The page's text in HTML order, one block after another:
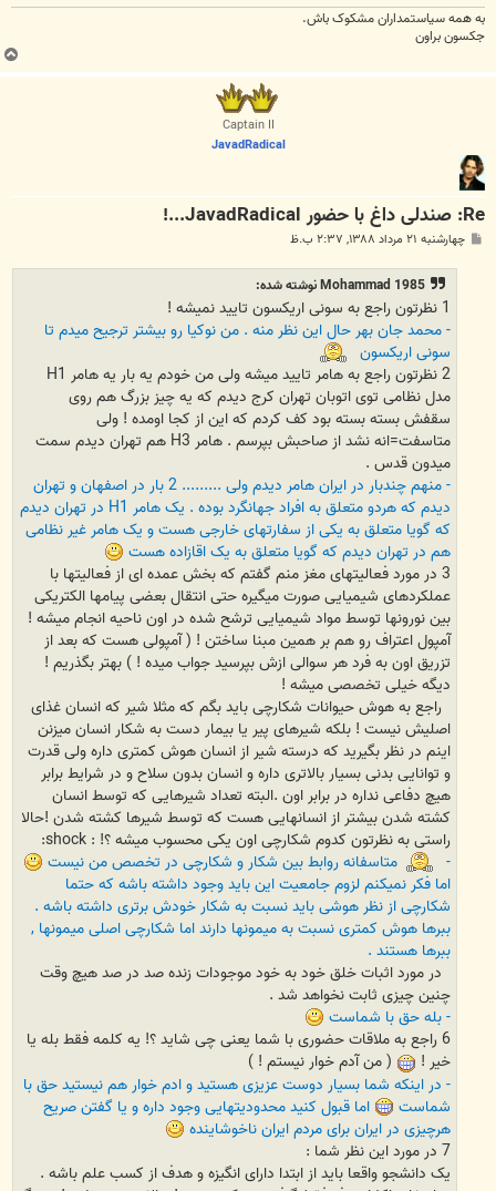
به همه سياستمداران مشکوک باش.
جکسون براون
ب
ا
Captain II
JavadRadical
Re: صندلی داغ با حضور JavadRadical...!
پ چهارشنبه ۲۱ مرداد ۱۳۸۸, ۲:۳۷ ب.ظ
Mohammad 1985 نوشته شده:
1 نظرتون راجع به سونی اریکسون تایید نمیشه !
- محمد جان بهر حال این نظر منه . من نوکیا رو بیشتر ترجیح میدم تا
سونی اریکسون
2 نظرتون راجع به هامر تایید میشه ولی من خودم یه بار یه هامر H1
مدل نظامی توی اتوبان تهران کرج دیدم که یه چیز بزرگ هم روی
سقفش بسته بسته بود کف کردم که این از کجا اومده ! ولی
متاسفت=انه نشد از صاحبش بپرسم . هامر H3 هم تهران دیدم سمت
میدون قدس .
- منهم چندبار در ایران هامر دیدم ولی ......... 2 بار در اصفهان و تهران
دیدم که هردو متعلق به افراد جهانگرد بوده . یک هامر H1 در تهران دیدم
که گویا متعلق به یکی از سفارتهای خارجی هست و یک هامر غیر نظامی
هم در تهران دیدم که گویا متعلق به یک اقازاده هست
3 در مورد فعالیتهای مغز منم گفتم که بخش عمده ای از فعالیتها با
عملکردهای شیمیایی صورت میگیره حتی انتقال بعضی پیامها الکتریکی
بین نورونها توسط مواد شیمیایی ترشح شده در اون ناحیه انجام میشه !
آمپول اعتراف رو هم بر همین مبنا ساختن ! ( آمپولی هست که بعد از
تزریق اون به فرد هر سوالی ازش بپرسید جواب میده ! ) بهتر بگذریم !
دیگه خیلی تخصصی میشه !
راجع به هوش حیوانات شکارچی باید بگم که مثلا شیر که انسان غذای
اصلیش نیست ! بلکه شیرهای پیر یا بیمار دست به شکار انسان میزنن
اینم در نظر بگیرید که درسته شیر از انسان هوش کمتری داره ولی قدرت
و توانایی بدنی بسیار بالاتری داره و انسان بدون سلاح و در شرایط برابر
هیچ دفاعی نداره در برابر اون .البته تعداد شیرهایی که توسط انسان
کشته شدن بیشتر از انسانهایی هست که توسط شیرها کشته شدن !حالا
راستی به نظرتون کدوم شکارچی اون یکی محسوب میشه ؟! : shock:
-
متاسفانه روابط بین شکار و شکارچی در تخصص من نیست
اما فکر نمیکنم لزوم جامعیت این باید وجود داشته باشه که حتما
شکارچی از نظر هوشی باید نسبت به شکار خودش برتری داشته باشه .
ببرها هوش کمتری نسبت به میمونها دارند اما شکارچی اصلی میمونها ,
ببرها هستند .
در مورد اثبات خلق خود به خود موجودات زنده صد در صد هیچ وقت
چنین چیزی ثابت نخواهد شد .
- بله حق با شماست
6 راجع به ملاقات حضوری با شما یعنی چی شاید ؟! یه کلمه فقط بله یا
خیر !
( من آدم خوار نیستم ! )
- در اینکه شما بسیار دوست عزیزی هستید و ادم خوار هم نیستید حق با
شماست
اما قبول کنید محدودیتهایی وجود داره و یا گفتن صریح
هرچیزی در ایران برای مردم ایران ناخوشاینده
7 در مورد این نظر شما :
یک دانشجو واقعا باید از ابتدا دارای انگیزه و هدف از کسب علم باشه .